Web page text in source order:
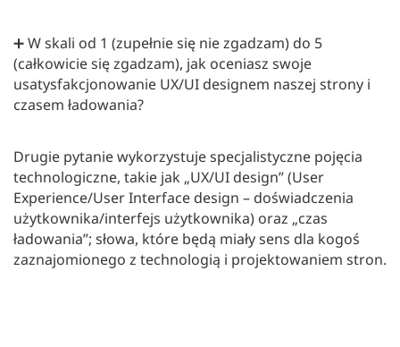
➕ W skali od 1 (zupełnie się nie zgadzam) do 5
(całkowicie się zgadzam), jak oceniasz swoje
usatysfakcjonowanie UX/UI designem naszej strony i
czasem ładowania?
Drugie pytanie wykorzystuje specjalistyczne pojęcia
technologiczne, takie jak „UX/UI design” (User
Experience/User Interface design – doświadczenia
użytkownika/interfejs użytkownika) oraz „czas
ładowania”; słowa, które będą miały sens dla kogoś
zaznajomionego z technologią i projektowaniem stron.